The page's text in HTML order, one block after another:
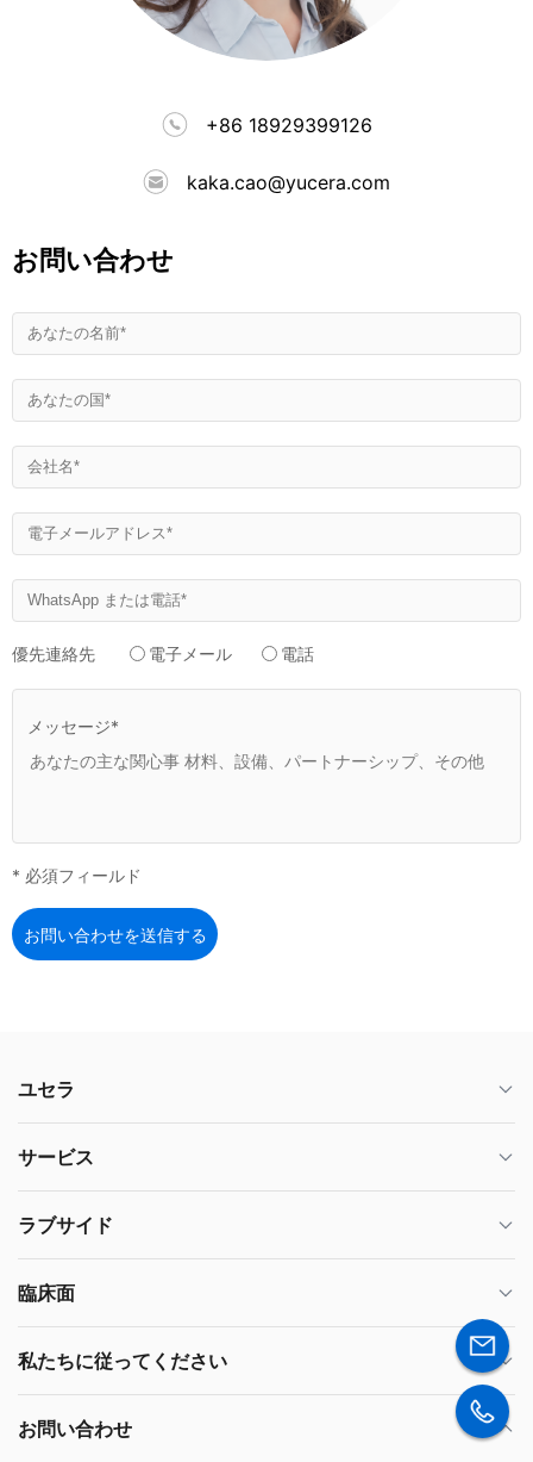
+86 18929399126
kaka.cao@yucera.com
お問い合わせ
優先連絡先 電子メール 電話
メッセージ*
* 必須フィールド
お問い合わせを送信する
ユセラ
サービス
ラブサイド
臨床面
私たちに従ってください
お問い合わせ